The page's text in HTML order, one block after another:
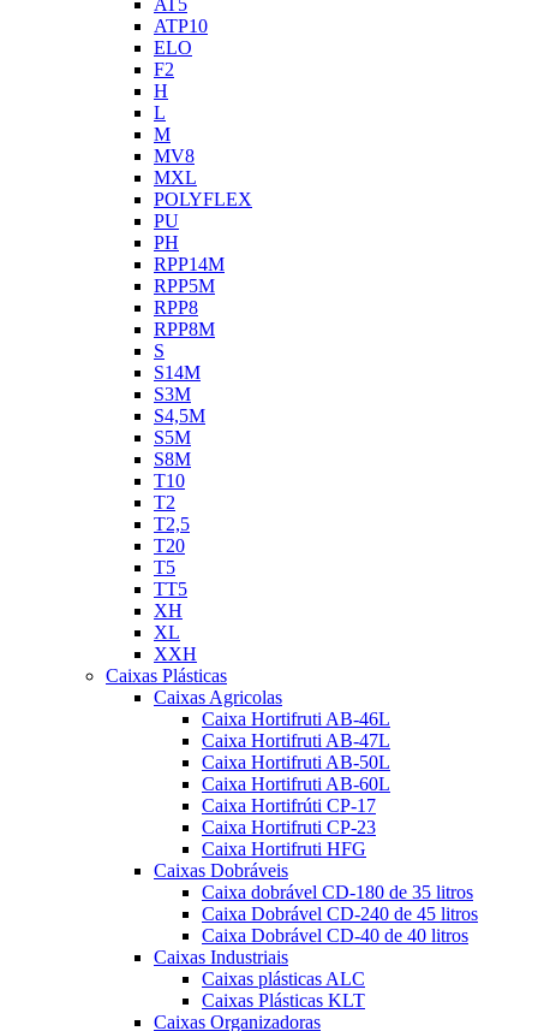
AT5
ATP10
ELO
F2
H
L
M
MV8
MXL
POLYFLEX
PU
PH
RPP14M
RPP5M
RPP8
RPP8M
S
S14M
S3M
S4,5M
S5M
S8M
T10
T2
T2,5
T20
T5
TT5
XH
XL
XXH
Caixas Plásticas
Caixas Agricolas
Caixa Hortifruti AB-46L
Caixa Hortifruti AB-47L
Caixa Hortifruti AB-50L
Caixa Hortifruti AB-60L
Caixa Hortifrúti CP-17
Caixa Hortifruti CP-23
Caixa Hortifruti HFG
Caixas Dobráveis
Caixa dobrável CD-180 de 35 litros
Caixa Dobrável CD-240 de 45 litros
Caixa Dobrável CD-40 de 40 litros
Caixas Industriais
Caixas plásticas ALC
Caixas Plásticas KLT
Caixas Organizadoras